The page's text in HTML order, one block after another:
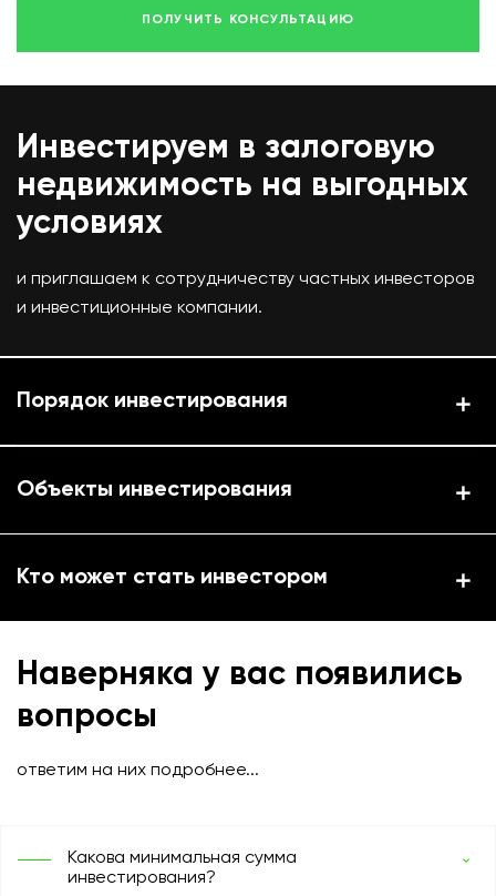
ПОЛУЧИТЬ КОНСУЛЬТАЦИЮ
Инвестируем в залоговую
недвижимость на выгодных
условиях
и приглашаем к сотрудничеству частных инвесторов
и инвестиционные компании.
Порядок инвестирования
Объекты инвестирования
Кто может стать инвестором
Наверняка у вас появились
вопросы
ответим на них подробнее...
Какова минимальная сумма
инвестирования?